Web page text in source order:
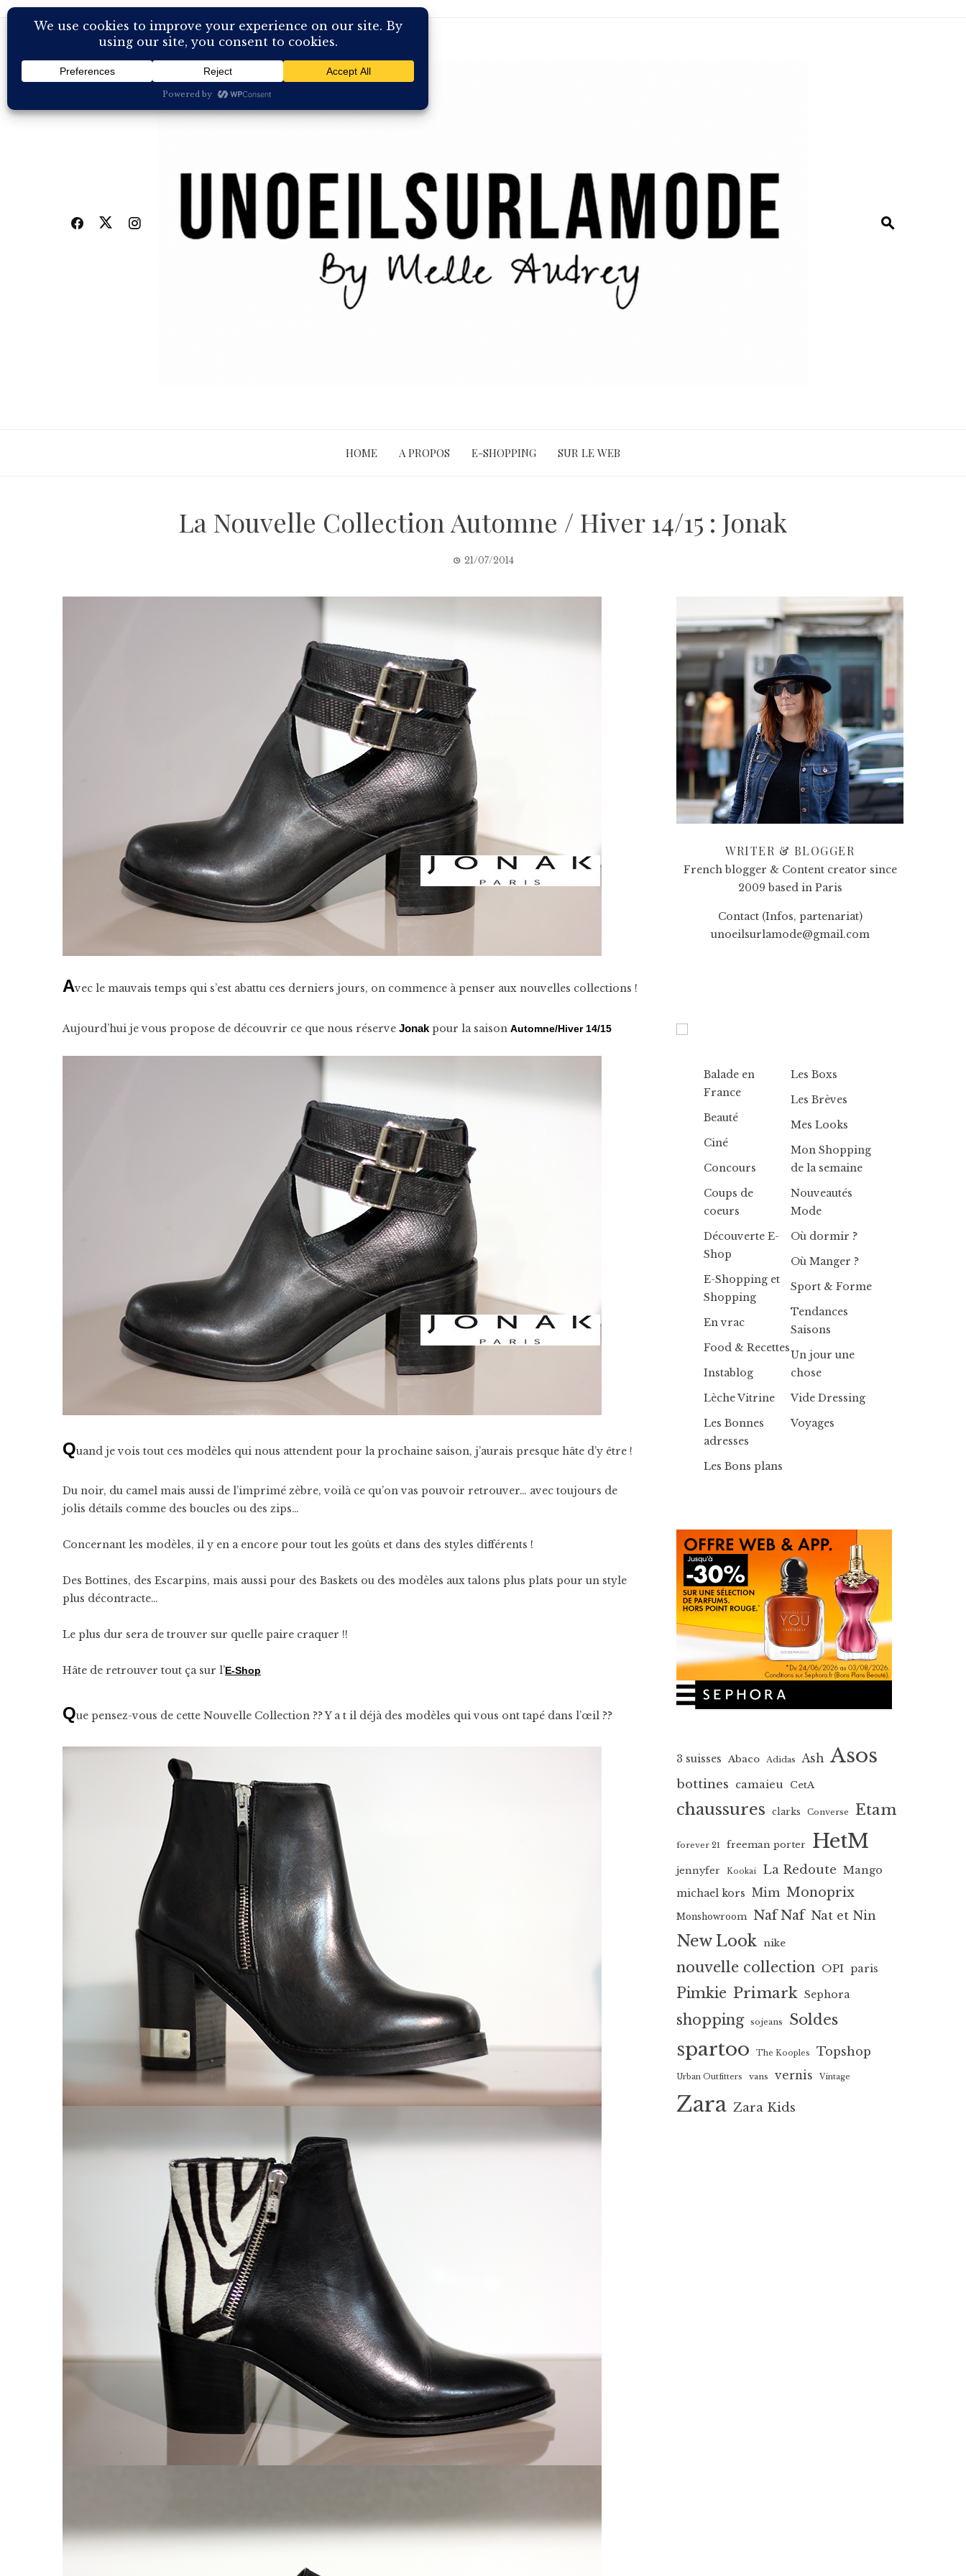
Skip
HOME A PROPOS E-SHOPPING SUR LE WEB
La Nouvelle Collection Automne / Hiver 14/15 : Jonak
21/07/2014
Avec le mauvais temps qui s’est abattu ces derniers jours, on commence à penser aux nouvelles collections !
Aujourd’hui je vous propose de découvrir ce que nous réserve Jonakpour la saison Automne/Hiver 14/15
Quand je vois tout ces modèles qui nous attendent pour la prochaine saison, j’aurais presque hâte d’y être !
Du noir, du camel mais aussi de l’imprimé zèbre, voilà ce qu’on vas pouvoir retrouver… avec toujours de
jolis détails comme des boucles ou des zips…
Concernant les modèles, il y en a encore pour tout les goûts et dans des styles différents !
Des Bottines, des Escarpins, mais aussi pour des Baskets ou des modèles aux talons plus plats pour un style
plus décontracte…
Le plus dur sera de trouver sur quelle paire craquer !!
Hâte de retrouver tout ça sur l’E-Shop
Que pensez-vous de cette Nouvelle Collection ?? Y a t il déjà des modèles qui vous ont tapé dans l’œil ??
WRITER & BLOGGER
French blogger & Content creator since
2009 based in Paris
Contact (Infos, partenariat)
unoeilsurlamode@gmail.com
Balade en
France
Beauté
Ciné
Concours
Coups de
coeurs
Découverte E-
Shop
E-Shopping et
Shopping
En vrac
Food & Recettes
Instablog
Lèche Vitrine
Les Bonnes
adresses
Les Bons plans
Les Boxs
Les Brèves
Mes Looks
Mon Shopping
de la semaine
Nouveautés
Mode
Où dormir ?
Où Manger ?
Sport & Forme
Tendances
Saisons
Un jour une
chose
Vide Dressing
Voyages
3 suisses Abaco Adidas Ash Asos
bottines camaieu CetA
chaussures clarks Converse Etam
forever 21 freeman porter HetM
jennyfer Kookai La Redoute Mango
michael kors Mim Monoprix
Monshowroom Naf Naf Nat et Nin
New Look nike
nouvelle collection OPI paris
Pimkie Primark Sephora
shopping sojeans Soldes
spartoo The Kooples Topshop
Urban Outfitters vans vernis Vintage
Zara Zara Kids